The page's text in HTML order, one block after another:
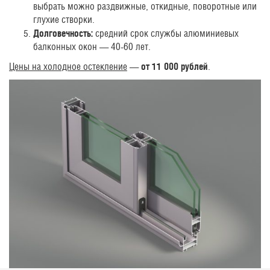
выбрать можно раздвижные, откидные, поворотные или
глухие створки.
Долговечность: средний срок службы алюминиевых
балконных окон — 40-60 лет.
Цены на холодное остекление —от 11 000 рублей.